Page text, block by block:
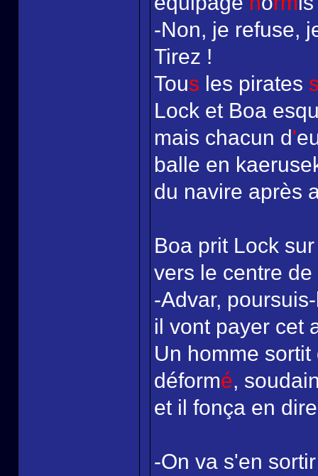
-Non, je refuse,
Tirez !
Tous les pirates
Lock et Boa
mais chacun d'
balle en
du navire après
Boa prit Lock
vers le centre de
-Advar,
il vont payer cet
Un homme
déformé,
et il fonça en
-On va s'en